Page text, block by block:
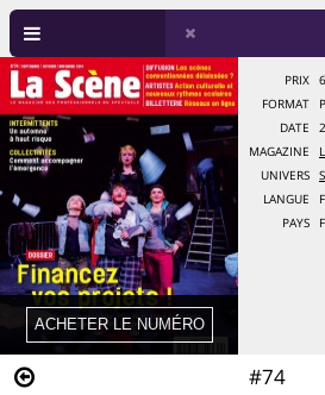
#74
PRIX
FORMAT
DATE
MAGAZINE
UNIVERS
LANGUE
PAYS